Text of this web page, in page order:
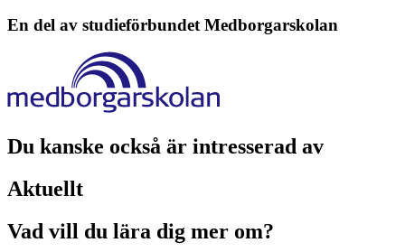
En del av studieförbundet Medborgarskolan
Du kanske också är intresserad av
Aktuellt
Vad vill du lära dig mer om?